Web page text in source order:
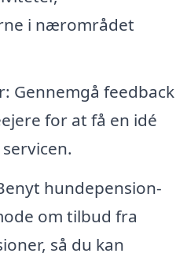
i nærområdet
Gennemgå feedback
for at få en idé
hundepension-
om tilbud fra
så du kan